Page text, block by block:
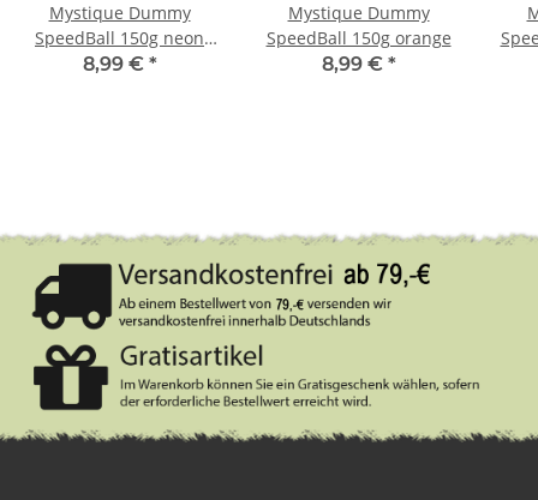
Mystique Dummy
SpeedBall 150g neon
grün
8,99 € *
Mystique Dummy
SpeedBall 150g orange
8,99 € *